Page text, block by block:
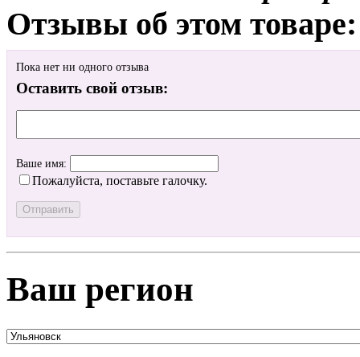
Отзывы об этом товаре:
Пока нет ни одного отзыва
Оставить свой отзыв:
Ваше имя:
Пожалуйста, поставьте галочку.
Ваш регион